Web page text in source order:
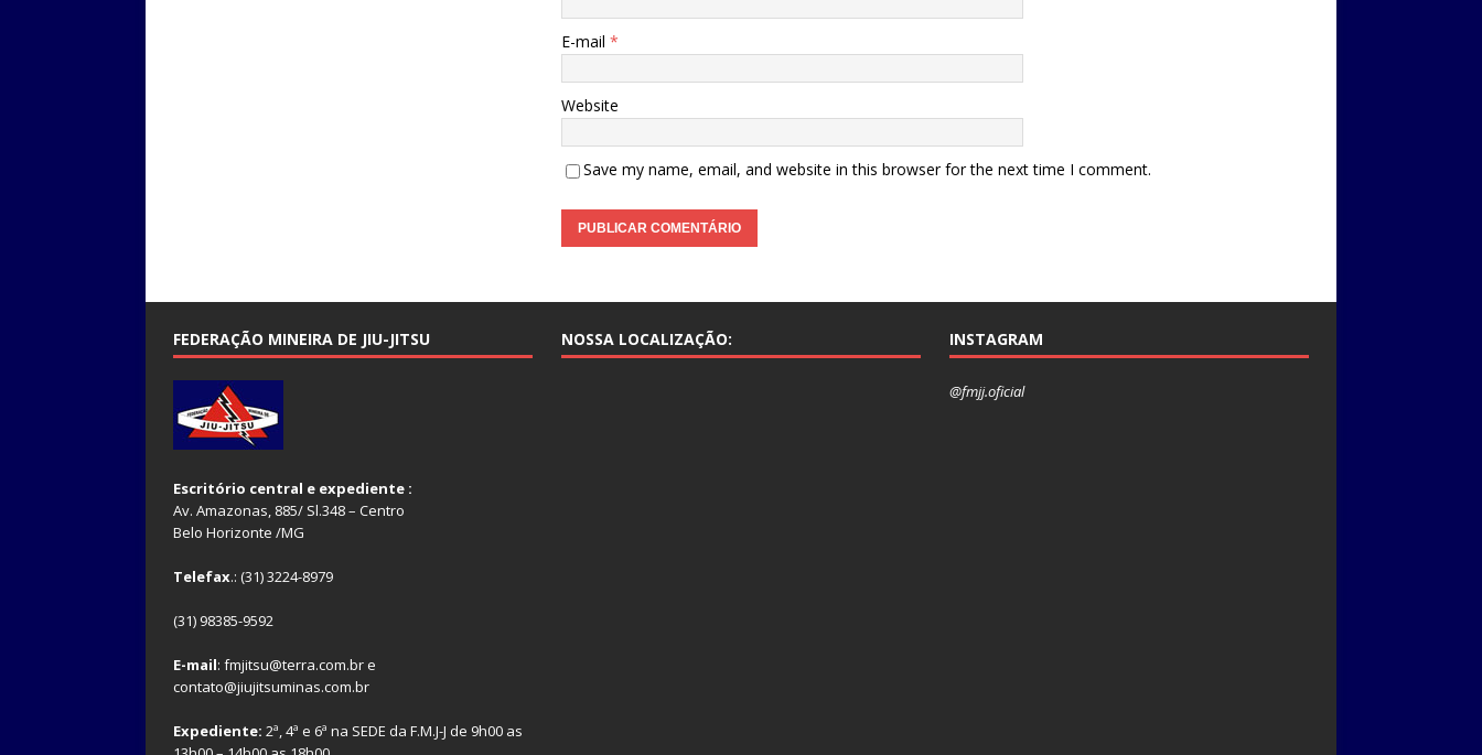
E-mail *
Website
Save my name, email, and website in this browser for the next time I comment.
FEDERAÇÃO MINEIRA DE JIU-JITSU
Escritório central e expediente :
Av. Amazonas, 885/ Sl.348 – Centro
Belo Horizonte /MG
Telefax.: (31) 3224-8979
(31) 98385-9592
E-mail: fmjitsu@terra.com.br e
contato@jiujitsuminas.com.br
Expediente: 2ª, 4ª e 6ª na SEDE da F.M.J-J de 9h00 as
NOSSA LOCALIZAÇÃO: INSTAGRAM
@fmjj.oficial